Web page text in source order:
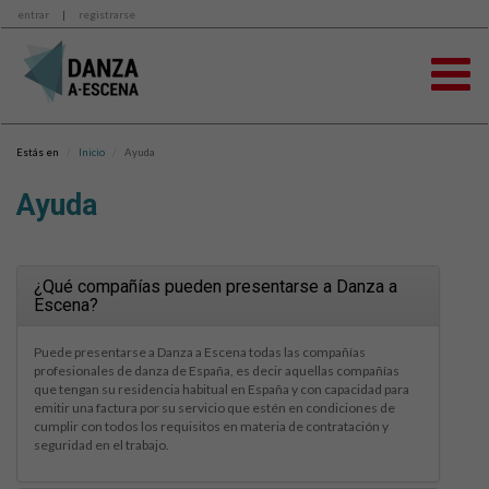
entrar | registrarse
Estás en Inicio Ayuda
Ayuda
¿Qué compañías pueden presentarse a Danza a
Escena?
Puede presentarse a Danza a Escena todas las compañías
profesionales de danza de España, es decir aquellas compañías
que tengan su residencia habitual en España y con capacidad para
emitir una factura por su servicio que estén en condiciones de
cumplir con todos los requisitos en materia de contratación y
seguridad en el trabajo.